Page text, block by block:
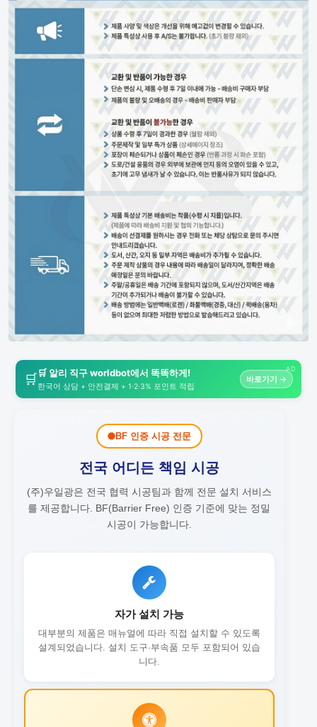
AD
🛒🛒 알리 직구 worldbot에서 똑똑하게!
한국어 상담 + 안전결제 + 1·2·3% 포인트 적립
바로가기 →
BF 인증 시공 전문
전국 어디든 책임 시공
(주)우일광은 전국 협력 시공팀과 함께 전문 설치 서비스
를 제공합니다.
BF(Barrier Free) 인증 기준에 맞는 정밀
시공이 가능합니다.
자가 설치 가능
대부분의 제품은 매뉴얼에 따라 직접 설치할 수 있도록
설계되었습니다. 설치 도구·부속품 모두 포함되어 있습
니다.